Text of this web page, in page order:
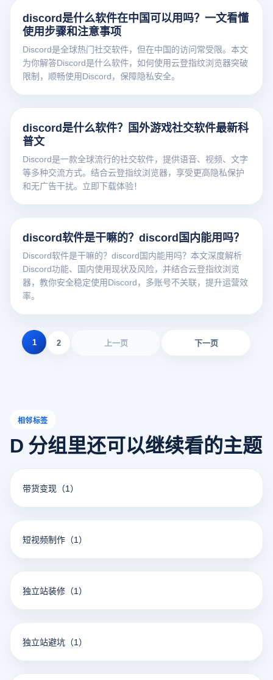
discord是什么软件在中国可以用吗？一文看懂
使用步骤和注意事项
Discord是全球热门社交软件，但在中国的访问常受限。本文
为你解答Discord是什么软件，如何使用云登指纹浏览器突破
限制，顺畅使用Discord，保障隐私安全。
discord是什么软件？国外游戏社交软件最新科
普文
Discord是一款全球流行的社交软件，提供语音、视频、文字
等多种交流方式。结合云登指纹浏览器，享受更高隐私保护
和无广告干扰。立即下载体验！
discord软件是干嘛的？discord国内能用吗？
Discord软件是干嘛的？discord国内能用吗？本文深度解析
Discord功能、国内使用现状及风险，并结合云登指纹浏览
器，教你安全稳定使用Discord，多账号不关联，提升运营效
率。
上一页
1 2 下一页
相邻标签
D 分组里还可以继续看的主题
带货变现 （1）
短视频制作 （1）
独立站装修 （1）
独立站避坑 （1）